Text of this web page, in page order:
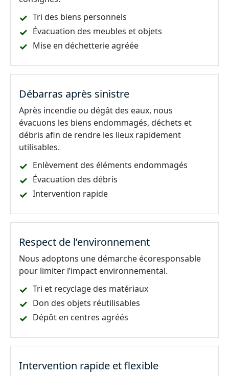
Tri des biens personnels
Évacuation des meubles et objets
Mise en déchetterie agréée
Débarras après sinistre
Après incendie ou dégât des eaux, nous
évacuons les biens endommagés, déchets et
débris afin de rendre les lieux rapidement
utilisables.
Enlèvement des éléments endommagés
Évacuation des débris
Intervention rapide
Respect de l’environnement
Nous adoptons une démarche écoresponsable
pour limiter l’impact environnemental.
Tri et recyclage des matériaux
Don des objets réutilisables
Dépôt en centres agréés
Intervention rapide et flexible